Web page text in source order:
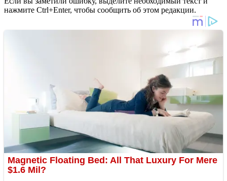
нажмите Ctrl+Enter, чтобы сообщить об этом редакции.